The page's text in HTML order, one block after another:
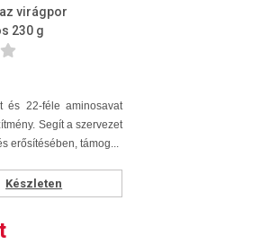
virágpor
230 g
és 22-féle aminosavat
Segít a szervezet
erősítésében, támog...
Készleten